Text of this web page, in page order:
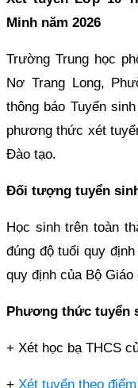
Minh năm 2026
Trường Trung học
Nơ Trang Long,
thông báo Tuyển
phương thức xét
Đào tạo.
Đối tượng tuyển
Học sinh trên toàn
đúng độ tuổi quy
quy định của Bộ
Phương thức tuyển
+ Xét học bạ THCS
+ Xét tuyển theo